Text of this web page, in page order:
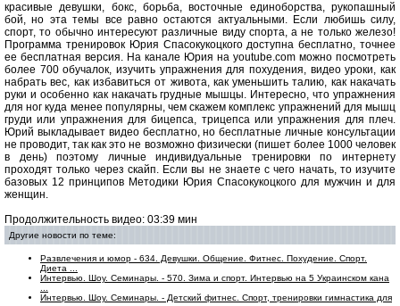
красивые девушки, бокс, борьба, восточные единоборства, рукопашный
бой, но эта темы все равно остаются актуальными. Если любишь силу,
спорт, то обычно интересуют различные виду спорта, а не только железо!
Программа тренировок Юрия Спасокукоцкого доступна бесплатно, точнее
ее бесплатная версия. На канале Юрия на youtube.com можно посмотреть
более 700 обучалок, изучить упражнения для похудения, видео уроки, как
набрать вес, как избавиться от живота, как уменьшить талию, как накачать
руки и особенно как накачать грудные мышцы. Интересно, что упражнения
для ног куда менее популярны, чем скажем комплекс упражнений для мышц
груди или упражнения для бицепса, трицепса или упражнения для плеч.
Юрий выкладывает видео бесплатно, но бесплатные личные консультации
не проводит, так как это не возможно физически (пишет более 1000 человек
в день) поэтому личные индивидуальные тренировки по интернету
проходят только через скайп. Если вы не знаете с чего начать, то изучите
базовых 12 принципов Методики Юрия Спасокукоцкого для мужчин и для
женщин.
Продолжительность видео: 03:39 мин
Другие новости по теме:
Развлечения и юмор - 634. Девушки. Общение. Фитнес. Похудение. Спорт.
Диета ...
Интервью. Шоу. Семинары. - 570. Зима и спорт. Интервью на 5 Украинском кана
Интервью. Шоу. Семинары. - Детский фитнес. Спорт, тренировки гимнастика для